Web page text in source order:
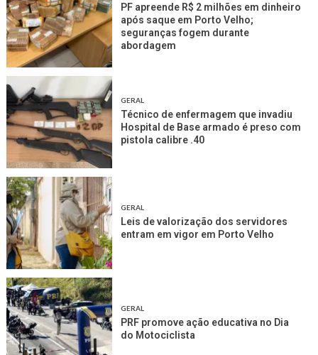
PF apreende R$ 2 milhões em dinheiro
após saque em Porto Velho;
seguranças fogem durante
abordagem
GERAL
Técnico de enfermagem que invadiu
Hospital de Base armado é preso com
pistola calibre .40
GERAL
Leis de valorização dos servidores
entram em vigor em Porto Velho
GERAL
PRF promove ação educativa no Dia
do Motociclista